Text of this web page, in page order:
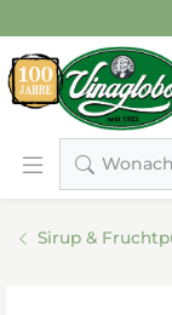
Sirup &